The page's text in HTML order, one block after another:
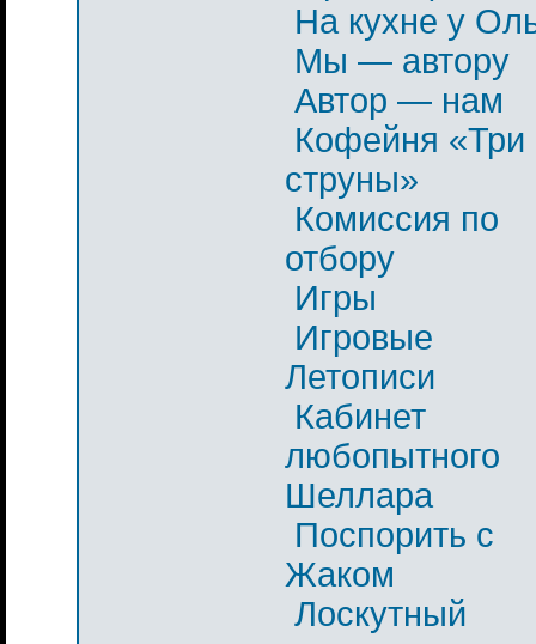
На кухне у
Мы — автору
Автор — нам
Кофейня «Три
струны»
Комиссия по
отбору
Игры
Игровые
Летописи
Кабинет
любопытного
Шеллара
Поспорить с
Жаком
Лоскутный